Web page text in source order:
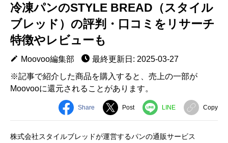
冷凍パンのSTYLE BREAD（スタイル
ブレッド）の評判・口コミをリサーチ
特徴やレビューも
Moovoo編集部
最終更新日: 2025-03-27
※記事で紹介した商品を購入すると、売上の一部が
Moovooに還元されることがあります。
Share Post LINE Copy
株式会社スタイルブレッドが運営するパンの通販サービス